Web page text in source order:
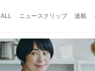
ALL ニュースクリップ 連載